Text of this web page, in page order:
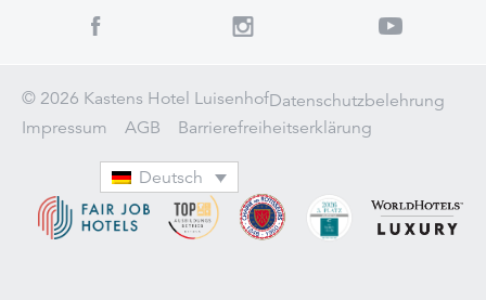
© 2026 Kastens Hotel LuisenhofDatenschutzbelehrung
Impressum
AGB Barrierefreiheitserklärung
Deutsch